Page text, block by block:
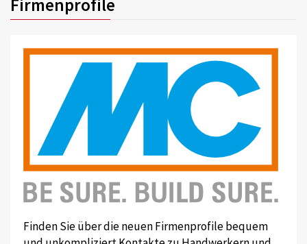
Firmenprofile
Finden Sie über die neuen Firmenprofile bequem